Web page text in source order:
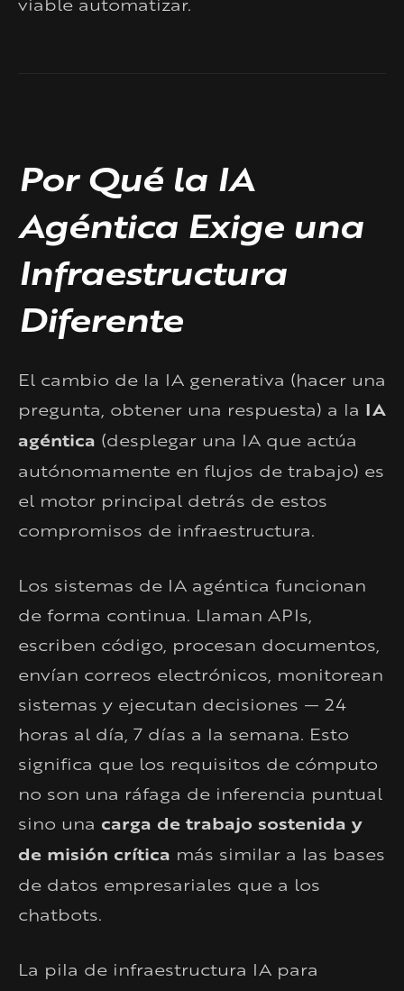
Por Qué la IA
Agéntica Exige una
Infraestructura
Diferente
El cambio de la IA generativa (hacer una
pregunta, obtener una respuesta) a la IA
agéntica (desplegar una IA que actúa
autónomamente en flujos de trabajo) es
el motor principal detrás de estos
compromisos de infraestructura.
Los sistemas de IA agéntica funcionan
de forma continua. Llaman APIs,
escriben código, procesan documentos,
envían correos electrónicos, monitorean
sistemas y ejecutan decisiones — 24
horas al día, 7 días a la semana. Esto
significa que los requisitos de cómputo
no son una ráfaga de inferencia puntual
sino una carga de trabajo sostenida y
de misión crítica más similar a las bases
de datos empresariales que a los
chatbots.
La pila de infraestructura IA para